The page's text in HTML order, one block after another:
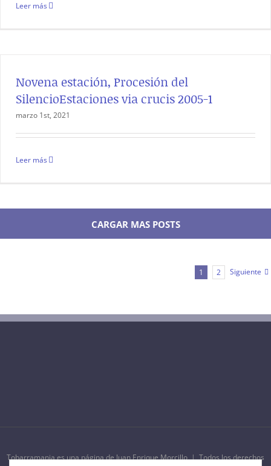
Leer más
Novena estación, Procesión del
SilencioEstaciones via crucis 2005-1
marzo 1st, 2021
Leer más
CARGAR MAS POSTS
1 2 Siguiente
Tobarramania es una página de Juan Enrique Morcillo | Todos los derechos